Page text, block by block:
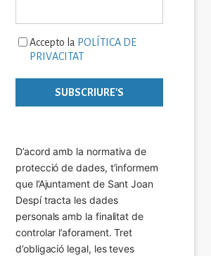
Accepto la POLÍTICA DE
PRIVACITAT
D’acord amb la normativa de
protecció de dades, t’informem
que l’Ajuntament de Sant Joan
Despí tracta les dades
personals amb la finalitat de
controlar l’aforament. Tret
d’obligació legal, les teves